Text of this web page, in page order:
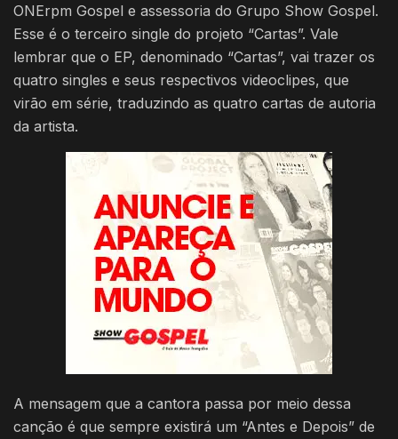
ONErpm Gospel e assessoria do Grupo Show Gospel.
Esse é o terceiro single do projeto “Cartas”. Vale
lembrar que o EP, denominado “Cartas”, vai trazer os
quatro singles e seus respectivos videoclipes, que
virão em série, traduzindo as quatro cartas de autoria
da artista.
A mensagem que a cantora passa por meio dessa
canção é que sempre existirá um “Antes e Depois” de